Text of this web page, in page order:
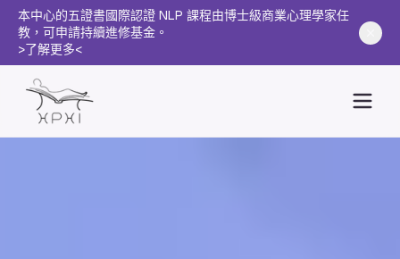
本中心的五證書國際認證 NLP 課程由博士級商業心理學家任
教，可申請持續進修基金。
>了解更多<